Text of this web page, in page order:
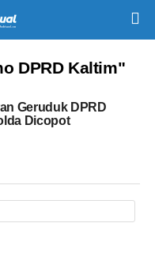
DPRD Kaltim"
Geruduk DPRD
Dicopot